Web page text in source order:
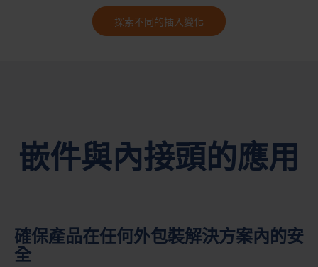
探索不同的插入變化
嵌件與內接頭的應用
確保產品在任何外包裝解決方案內的安
全